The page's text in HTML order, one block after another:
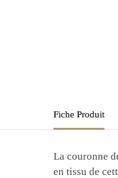
Fiche Produit
La couronne
en tissu de